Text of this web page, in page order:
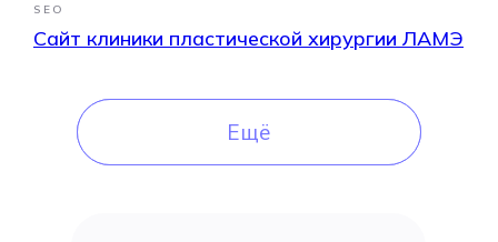
SEO
Сайт клиники пластической хирургии ЛАМЭ
Ещё
Ещё